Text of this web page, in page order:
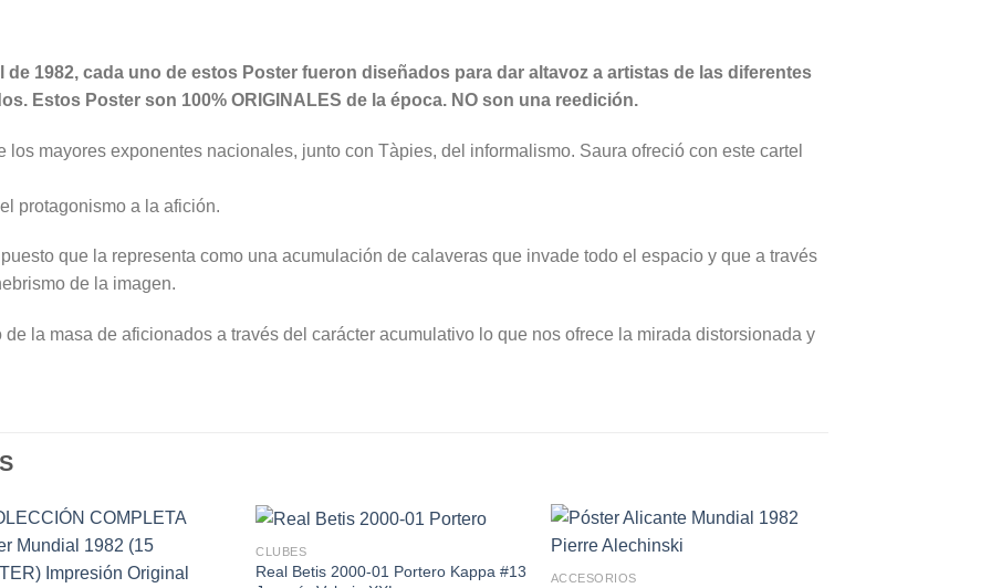
1982, cada uno de estos Poster fueron diseñados para dar altavoz a artistas de las diferentes
Estos Poster son 100% ORIGINALES de la época. NO son una reedición.
los mayores exponentes nacionales, junto con Tàpies, del informalismo. Saura ofreció con este cartel
protagonismo a la afición.
que la representa como una acumulación de calaveras que invade todo el espacio y que a través
de la imagen.
la masa de aficionados a través del carácter acumulativo lo que nos ofrece la mirada distorsionada y
CLUBES
Real Betis 2000-01 Portero Kappa #13
ACCESORIOS